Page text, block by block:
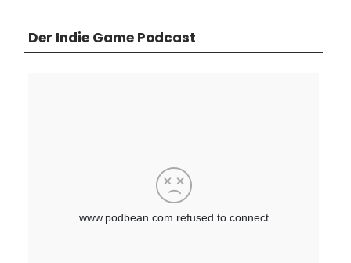
Der Indie Game Podcast